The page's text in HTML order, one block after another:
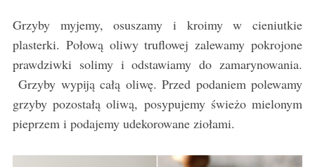
Grzyby myjemy, osuszamy i kroimy w cieniutkie
plasterki. Połową oliwy truflowej zalewamy pokrojone
prawdziwki solimy i odstawiamy do zamarynowania.
Grzyby wypiją całą oliwę. Przed podaniem polewamy
grzyby pozostałą oliwą, posypujemy świeżo mielonym
pieprzem i podajemy udekorowane ziołami.